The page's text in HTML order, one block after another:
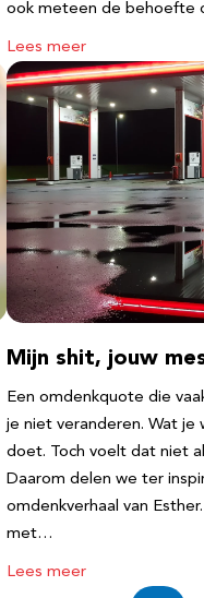
ook meteen de behoefte
Lees meer
Mijn shit, jouw
Een omdenkquote die
je niet veranderen. Wat je
doet. Toch voelt dat niet
Daarom delen we ter
omdenkverhaal van
met…
Lees meer